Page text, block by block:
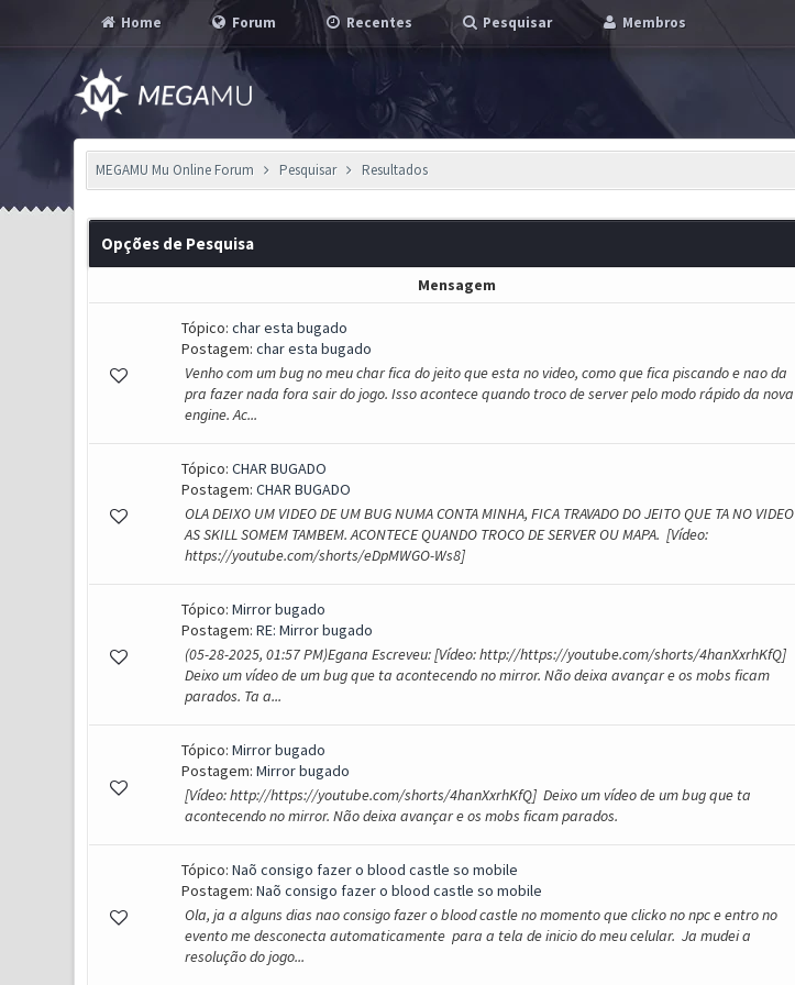
Home Forum Recentes Pesquisar Membros
MEGAMU Mu Online Forum Pesquisar Resultados
Opções de Pesquisa
Mensagem
Tópico: char esta bugado
Postagem: char esta bugado
Venho com um bug no meu char fica do jeito que esta no video, como que fica piscando e nao da
pra fazer nada fora sair do jogo. Isso acontece quando troco de server pelo modo rápido da nova
engine. Ac...
Tópico: CHAR BUGADO
Postagem: CHAR BUGADO
OLA DEIXO UM VIDEO DE UM BUG NUMA CONTA MINHA, FICA TRAVADO DO JEITO QUE TA NO VIDEO
AS SKILL SOMEM TAMBEM. ACONTECE QUANDO TROCO DE SERVER OU MAPA. [Vídeo:
https://youtube.com/shorts/eDpMWGO-Ws8]
Tópico: Mirror bugado
Postagem: RE: Mirror bugado
(05-28-2025, 01:57 PM)Egana Escreveu: [Vídeo: http://https://youtube.com/shorts/4hanXxrhKfQ]
Deixo um vídeo de um bug que ta acontecendo no mirror. Não deixa avançar e os mobs ficam
parados. Ta a...
Tópico: Mirror bugado
Postagem: Mirror bugado
[Vídeo: http://https://youtube.com/shorts/4hanXxrhKfQ] Deixo um vídeo de um bug que ta
acontecendo no mirror. Não deixa avançar e os mobs ficam parados.
Tópico: Naõ consigo fazer o blood castle so mobile
Postagem: Naõ consigo fazer o blood castle so mobile
Ola, ja a alguns dias nao consigo fazer o blood castle no momento que clicko no npc e entro no
evento me desconecta automaticamente para a tela de inicio do meu celular. Ja mudei a
resolução do jogo...